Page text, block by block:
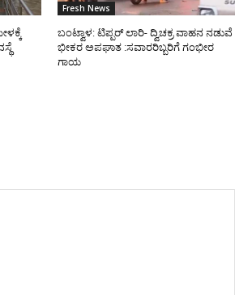
Fresh News
ಬಂಟ್ವಾಳ: ಟಿಪ್ಪರ್ ಲಾರಿ- ದ್ವಿಚಕ್ರ ವಾಹನ ನಡುವೆ
ಭೀಕರ ಅಪಘಾತ :ಸವಾರರಿಬ್ಬರಿಗೆ ಗಂಭೀರ
ಗಾಯ